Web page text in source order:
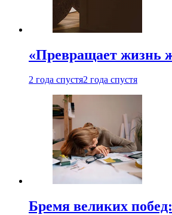
«Превращает жизнь
2 года спустя2 года спустя
Бремя великих